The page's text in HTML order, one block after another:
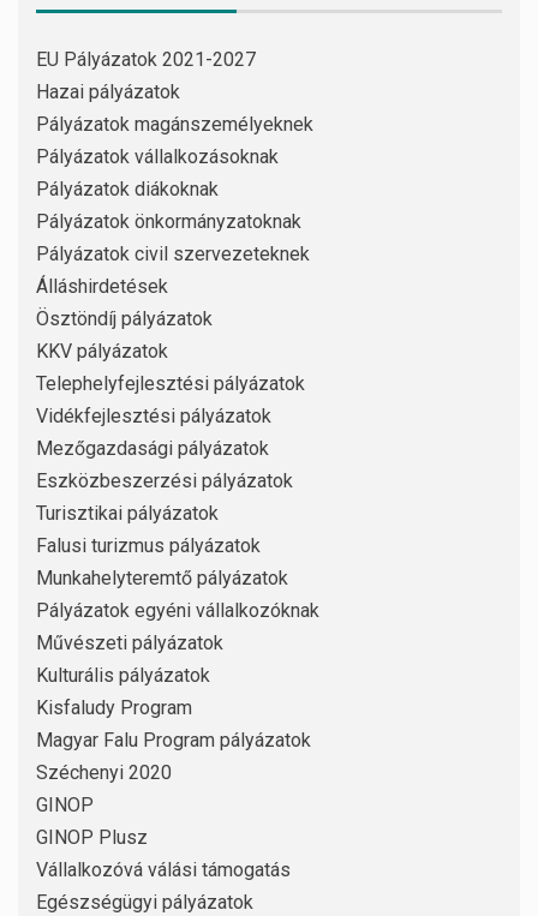
EU Pályázatok 2021-2027
Hazai pályázatok
Pályázatok magánszemélyeknek
Pályázatok vállalkozásoknak
Pályázatok diákoknak
Pályázatok önkormányzatoknak
Pályázatok civil szervezeteknek
Álláshirdetések
Ösztöndíj pályázatok
KKV pályázatok
Telephelyfejlesztési pályázatok
Vidékfejlesztési pályázatok
Mezőgazdasági pályázatok
Eszközbeszerzési pályázatok
Turisztikai pályázatok
Falusi turizmus pályázatok
Munkahelyteremtő pályázatok
Pályázatok egyéni vállalkozóknak
Művészeti pályázatok
Kulturális pályázatok
Kisfaludy Program
Magyar Falu Program pályázatok
Széchenyi 2020
GINOP
GINOP Plusz
Vállalkozóvá válási támogatás
Egészségügyi pályázatok